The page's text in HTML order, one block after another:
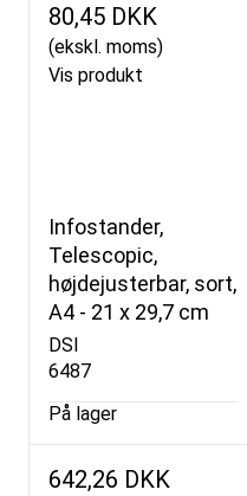
80,45 DKK
(ekskl. moms)
Vis produkt
Infostander,
Telescopic,
højdejusterbar, sort,
A4 - 21 x 29,7 cm
DSI
6487
På lager
642,26 DKK